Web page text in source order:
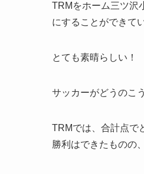
TRMをホーム三ツ沢
にすることができて
とても素晴らしい！
サッカーがどうのこ
TRMでは、合計点で
勝利はできたものの